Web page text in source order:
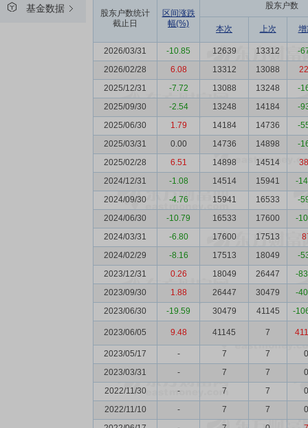
基金数据
股东户数统计
截止日
区间涨跌
幅(%)
股东户数
本次 上次 增
2026/03/31 -10.85 12639 13312
-
2026/02/28
6.08 13312 13088
2025/12/31
-7.72 13088 13248
-
2025/09/30
-2.54 13248 14184
-
2025/06/30
1.79 14184 14736
-
2025/03/31
0.00 14736 14898
-
2025/02/28
6.51 14898 14514
2024/12/31
-1.08 14514 15941
-
2024/09/30
-4.76 15941 16533
-
2024/06/30
-10.79 16533 17600
-
2024/03/31
-6.80 17600 17513
2024/02/29
-8.16 17513 18049
-
2023/12/31
0.26 18049 26447
-
2023/09/30
1.88 26447 30479
-
2023/06/30
-19.59 30479 41145 -
2023/06/05 9.48 41145 7
2023/05/17 - 7 7
0
2023/03/31
- 7 7
0
2022/11/30
- 7 7
0
2022/11/10
- 7 7
0